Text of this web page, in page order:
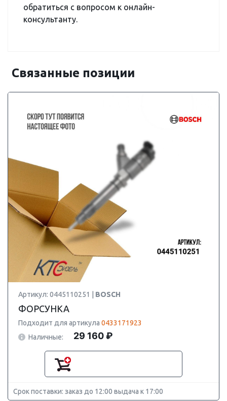
обратиться с вопросом к онлайн-
консультанту.
Связанные позиции
Артикул: 0445110251 | BOSCH
ФОРСУНКА
Подходит для артикула 0433171923
Наличные:
29 160 ₽
Срок поставки: заказ до 12:00 выдача к 17:00